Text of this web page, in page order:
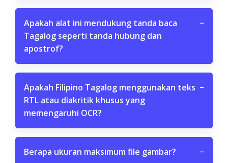
Apakah alat ini mendukung tanda baca
Tagalog seperti tanda hubung dan
apostrof?
−
Apakah Filipino Tagalog menggunakan teks
RTL atau diakritik khusus yang
memengaruhi OCR?
−
Berapa ukuran maksimum file gambar? −